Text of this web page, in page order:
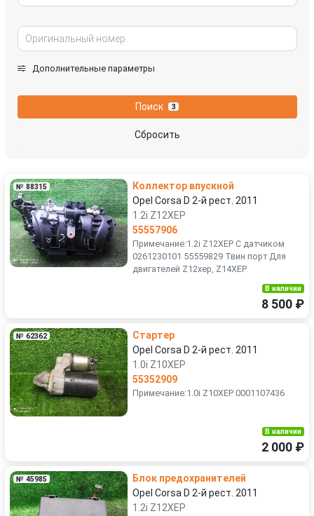
Дополнительные параметры
Поиск 3
Сбросить
№ 88315
Коллектор впускной
Opel Corsa D 2-й рест. 2011
1.2i Z12XEP
55557906
Примечание:1.2i Z12XEP С датчиком
0261230101 55559829 Твин порт Для
двигателей Z12xep, Z14XEP
В наличии
8 500 ₽
№ 62362
Стартер
Opel Corsa D 2-й рест. 2011
1.0i Z10XEP
55352909
Примечание:1.0i Z10XEP 0001107436
В наличии
2 000 ₽
№ 45985
Блок предохранителей
Opel Corsa D 2-й рест. 2011
1.2i Z12XEP